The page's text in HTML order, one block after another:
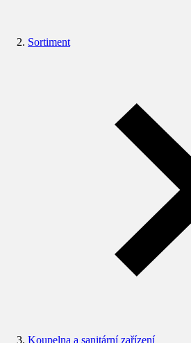
Sortiment
Koupelna a sanitární zařízení